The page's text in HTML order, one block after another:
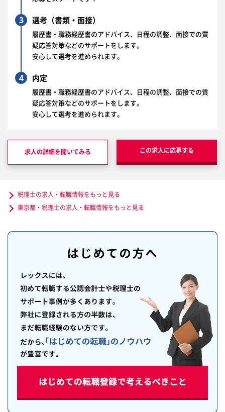
3 選考（書類・面接）
履歴書・職務経歴書のアドバイス、日程の調整、面接での質
疑応答対策などのサポートをします。
安心して選考を進められます。
4 内定
履歴書・職務経歴書のアドバイス、日程の調整、面接での質
疑応答対策などのサポートをします。
安心して選考を進められます。
求人の詳細を聞いてみる この求人に応募する
税理士の求人・転職情報をもっと見る
東京都・税理士の求人・転職情報をもっと見る